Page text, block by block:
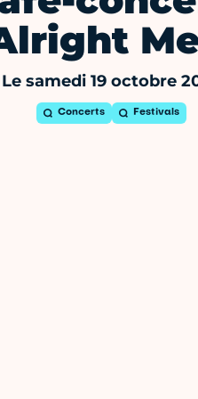
Le samedi 19 octobre
Concerts Festivals